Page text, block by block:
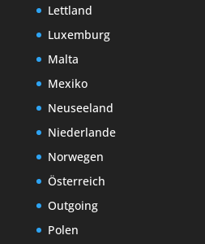
Lettland
Luxemburg
Malta
Mexiko
Neuseeland
Niederlande
Norwegen
Österreich
Outgoing
Polen